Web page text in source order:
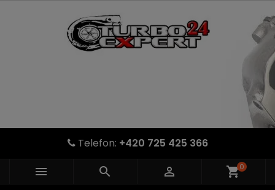
Telefon: +420 725 425 366
   shopping_cart0